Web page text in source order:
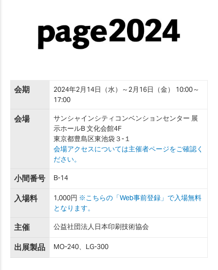
会期
2024年2月14日（水）～2月16日（金） 10:00～
17:00
会場
サンシャインシティコンベンションセンター 展
示ホールB 文化会館4F
東京都豊島区東池袋３-１
会場アクセスについては主催者ページをご確認く
ださい。
小間番号 B-14
入場料 1,000円 ※こちらの「Web事前登録」で入場無料
となります。
主催 公益社団法人日本印刷技術協会
出展製品 MO-240、LG-300